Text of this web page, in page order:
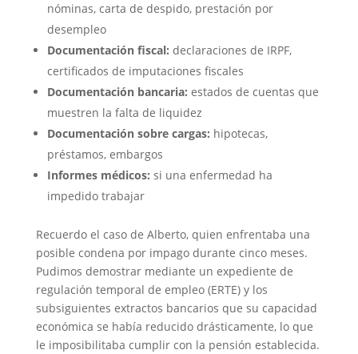
nóminas, carta de despido, prestación por
desempleo
Documentación fiscal: declaraciones de IRPF,
certificados de imputaciones fiscales
Documentación bancaria: estados de cuentas que
muestren la falta de liquidez
Documentación sobre cargas: hipotecas,
préstamos, embargos
Informes médicos: si una enfermedad ha
impedido trabajar
Recuerdo el caso de Alberto, quien enfrentaba una
posible condena por impago durante cinco meses.
Pudimos demostrar mediante un expediente de
regulación temporal de empleo (ERTE) y los
subsiguientes extractos bancarios que su capacidad
económica se había reducido drásticamente, lo que
le imposibilitaba cumplir con la pensión establecida.